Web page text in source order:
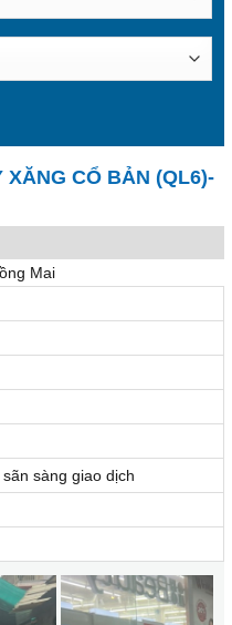
CỔ BẢN (QL6)-
Mai
sàng giao dịch